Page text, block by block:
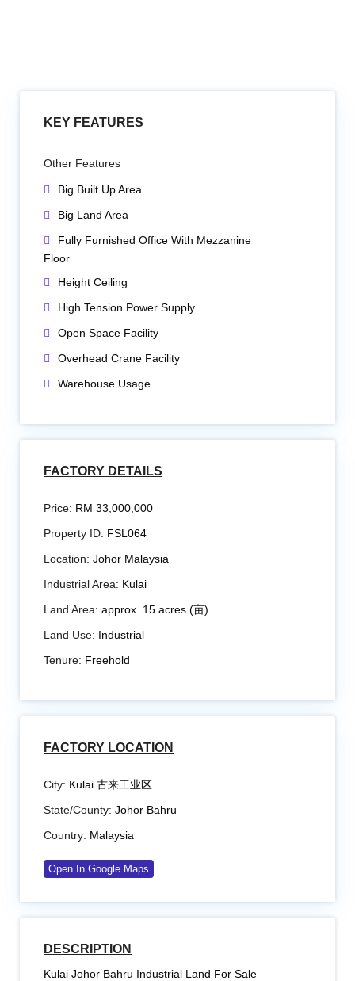
KEY FEATURES
Other Features
Big Built Up Area
Big Land Area
Fully Furnished Office With Mezzanine
Floor
Height Ceiling
High Tension Power Supply
Open Space Facility
Overhead Crane Facility
Warehouse Usage
FACTORY DETAILS
Price: RM 33,000,000
Property ID: FSL064
Location: Johor Malaysia
Industrial Area: Kulai
Land Area: approx. 15 acres (亩)
Land Use: Industrial
Tenure: Freehold
FACTORY LOCATION
City: Kulai 古来工业区
State/County: Johor Bahru
Country: Malaysia
Open In Google Maps
DESCRIPTION
Kulai Johor Bahru Industrial Land For Sale